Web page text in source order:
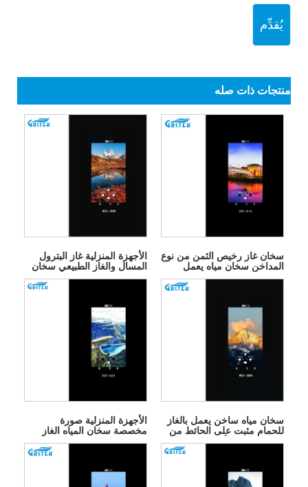
يُقدِّم
منتجات ذات صله
الأجهزة المنزلية غاز البترول
المسال والغاز الطبيعي سخان
المياه بالغاز الفوري
سخان غاز رخيص الثمن من نوع
المداخن سخان مياه يعمل
بالغاز بدون خزان
الأجهزة المنزلية صورة
مخصصة سخان المياه الغاز
الفوري للاستحمام
سخان مياه ساخن يعمل بالغاز
للحمام مثبت على الحائط من
نوع المداخن للأجهزة المنزلية